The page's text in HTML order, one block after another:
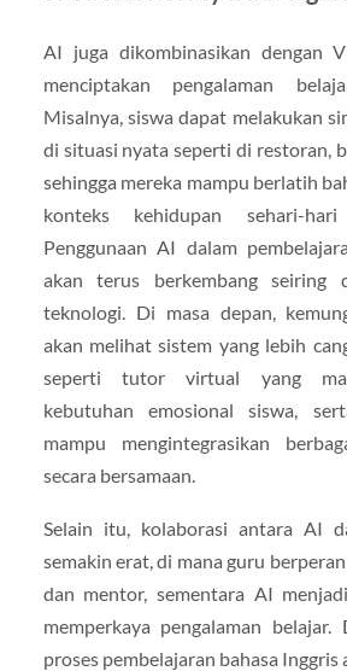
AI juga dikombinasikan dengan
menciptakan pengalaman
Misalnya, siswa dapat melakukan
di situasi nyata seperti di restoran,
sehingga mereka mampu berlatih
konteks kehidupan sehari-
Penggunaan AI dalam
akan terus berkembang seiring
teknologi. Di masa depan,
akan melihat sistem yang lebih
seperti tutor virtual yang
kebutuhan emosional siswa,
mampu mengintegrasikan
secara bersamaan.
Selain itu, kolaborasi antara AI
semakin erat, di mana guru
dan mentor, sementara AI
memperkaya pengalaman belajar.
proses pembelajaran bahasa Inggris